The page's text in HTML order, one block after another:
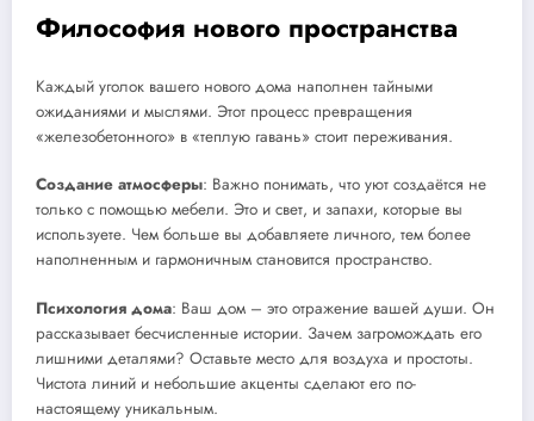
Философия нового пространства
Каждый уголок вашего нового дома наполнен тайными
ожиданиями и мыслями. Этот процесс превращения
«железобетонного» в «теплую гавань» стоит переживания.
Создание атмосферы: Важно понимать, что уют создаётся не
только с помощью мебели. Это и свет, и запахи, которые вы
используете. Чем больше вы добавляете личного, тем более
наполненным и гармоничным становится пространство.
Психология дома: Ваш дом – это отражение вашей души. Он
рассказывает бесчисленные истории. Зачем загромождать его
лишними деталями? Оставьте место для воздуха и простоты.
Чистота линий и небольшие акценты сделают его по-
настоящему уникальным.